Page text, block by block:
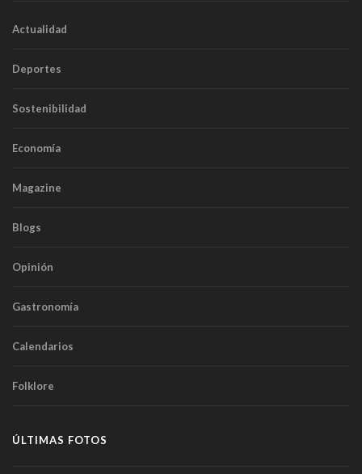
Actualidad
Deportes
Sostenibilidad
Economía
Magazine
Blogs
Opinión
Gastronomía
Calendarios
Folklore
ÚLTIMAS FOTOS